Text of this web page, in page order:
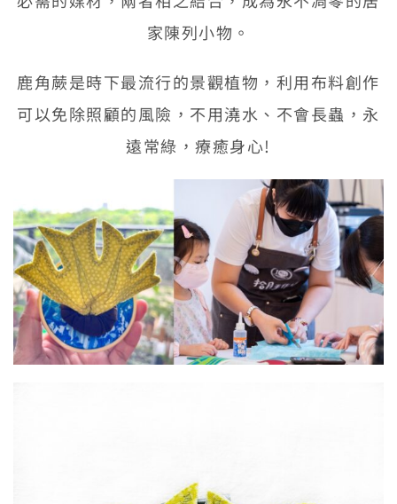
家陳列小物。
鹿角蕨是時下最流行的景觀植物，利用布料創作
可以免除照顧的風險，不用澆水、不會長蟲，永
遠常綠，療癒身心!